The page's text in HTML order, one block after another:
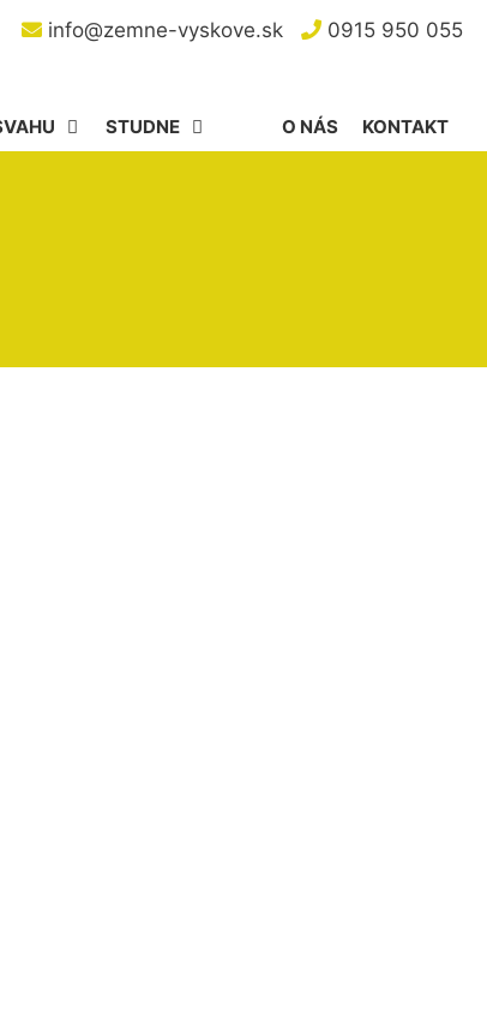
info@zemne-vyskove.sk 0915 950 055
STUDNE KONTAKT
O NÁS